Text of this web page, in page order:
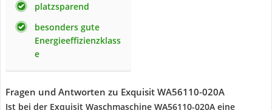
platzsparend
besonders gute
Energieeffizienzklass
e
Fragen und Antworten zu Exquisit WA56110-020A
Ist bei der Exquisit Waschmaschine WA56110-020A eine